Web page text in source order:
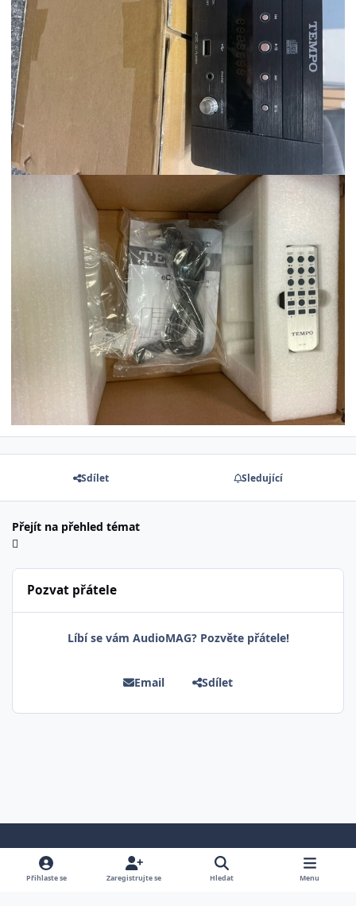
Sdílet Sledující
Přejít na přehled témat
Pozvat přátele
Líbí se vám AudioMAG? Pozvěte přátele!
Email Sdílet
Světlá verzeTmavá verzePředvolba systému
Přihlaste se Zaregistrujte se Hledat Menu